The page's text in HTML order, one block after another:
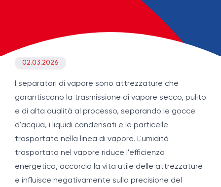
02.03.2026
I separatori di vapore sono attrezzature che
garantiscono la trasmissione di vapore secco, pulito
e di alta qualità al processo, separando le gocce
d'acqua, i liquidi condensati e le particelle
trasportate nella linea di vapore. L'umidità
trasportata nel vapore riduce l'efficienza
energetica, accorcia la vita utile delle attrezzature
e influisce negativamente sulla precisione del